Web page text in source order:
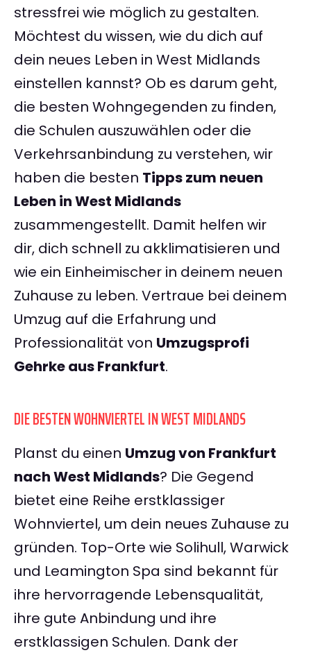
stressfrei wie möglich zu gestalten.
Möchtest du wissen, wie du dich auf
dein neues Leben in West Midlands
einstellen kannst? Ob es darum geht,
die besten Wohngegenden zu finden,
die Schulen auszuwählen oder die
Verkehrsanbindung zu verstehen, wir
haben die besten Tipps zum neuen
Leben in West Midlands
zusammengestellt. Damit helfen wir
dir, dich schnell zu akklimatisieren und
wie ein Einheimischer in deinem neuen
Zuhause zu leben. Vertraue bei deinem
Umzug auf die Erfahrung und
Professionalität von Umzugsprofi
Gehrke aus Frankfurt.
DIE BESTEN WOHNVIERTEL IN WEST MIDLANDS
Planst du einen Umzug von Frankfurt
nach West Midlands? Die Gegend
bietet eine Reihe erstklassiger
Wohnviertel, um dein neues Zuhause zu
gründen. Top-Orte wie Solihull, Warwick
und Leamington Spa sind bekannt für
ihre hervorragende Lebensqualität,
ihre gute Anbindung und ihre
erstklassigen Schulen. Dank der